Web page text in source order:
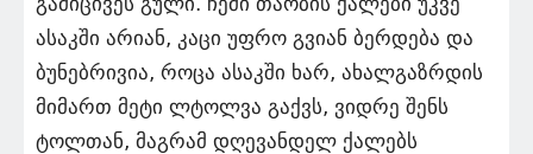
ასაკში არიან, კაცი უფრო გვიან ბერდება და
ბუნებრივია, როცა ასაკში ხარ, ახალგაზრდის
მიმართ მეტი ლტოლვა გაქვს, ვიდრე შენს
ტოლთან, მაგრამ დღევანდელ ქალებს